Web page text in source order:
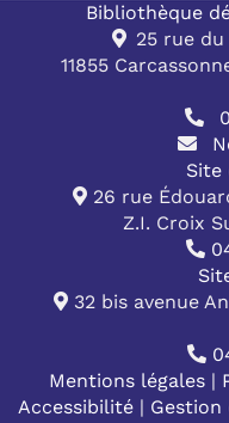
Bibliothèque
25 rue
11855
Site
26 rue
Z.I. Croix
32 bis avenue
Mentions légales |
Accessibilité | Gestion